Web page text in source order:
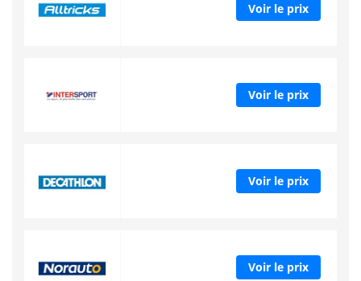
Voir le prix
Voir le prix
Voir le prix
Voir le prix